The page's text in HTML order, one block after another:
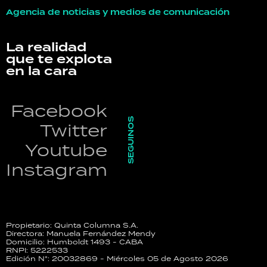
Agencia de noticias y medios de comunicación
La realidad
que te explota
en la cara
Facebook
Twitter
Youtube
Instagram
SEGUINOS
Propietario: Quinta Columna S.A.
Directora: Manuela Fernández Mendy
Domicilio: Humboldt 1493 - CABA
RNPI: 5222533
Edición N°: 20032869 - Miércoles 05 de Agosto 2026